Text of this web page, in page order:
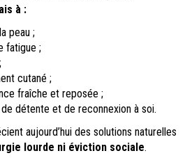
à :
peau ;
fatigue ;
cutané ;
fraîche et reposée ;
détente et de reconnexion à soi.
aujourd’hui des solutions naturelles
lourde ni éviction sociale.